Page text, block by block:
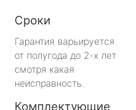
Сроки
Гарантия варьируется
от полугода до 2-х лет
смотря какая
неисправность.
Комплектующие